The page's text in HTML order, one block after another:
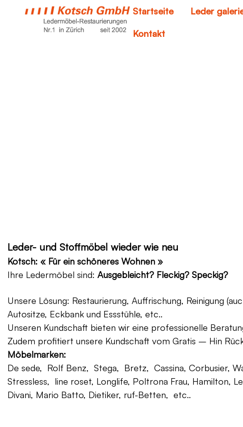
Startseite Leder
Kontakt
Leder- und Stoffmöbel wieder wie neu
Kotsch: « Für ein schöneres Wohnen »
Ihre Ledermöbel sind: Ausgebleicht? Fleckig? Speckig?
Unsere Lösung: Restaurierung, Auffrischung, Reinigung
Autositze, Eckbank und Essstühle, etc..
Unseren Kundschaft bieten wir eine professionelle
Zudem profitiert unsere Kundschaft vom Gratis – Hin
Möbelmarken:
De sede, Rolf Benz, Stega, Bretz, Cassina, Corbusier,
Stressless, line roset, Longlife, Poltrona Frau, Hamilton,
Divani, Mario Batto, Dietiker, ruf-Betten, etc..